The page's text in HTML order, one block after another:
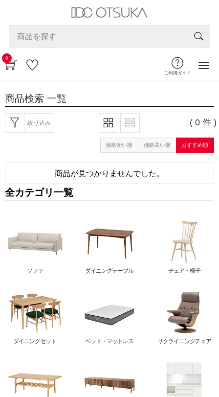
0
ご利用ガイド
商品検索 一覧
絞り込み ( 0 件 )
価格安い順 価格高い順 おすすめ順
商品が見つかりませんでした。
全カテゴリ一覧
ソファ ダイニングテーブル チェア・椅子
ダイニングセット ベッド・マットレス リクライニングチェア